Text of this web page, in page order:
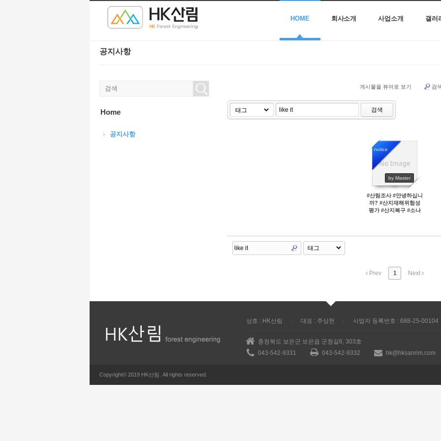
HOME 회사소개 사업소개 갤러
공지사항
게시물을 뷰어로 보기 검
검색
No Image
notice
by Master
45691
#산림조사 #안녕하십니
까? #산지재해위험성
평가 #산지복구 #소나
Prev 1 Next
Home
공지사항
상호 : HK산림 대표 : 주상헌 사업자 등록번호 : 688-25-00104
충청북도 보은군 보은읍 군청길6, 303호
043-542-9331
043-542-9332 hk@hksanrim.com
Copyright© 2019 HK산림. All rights reserved.
Sketchbook5, 스케치북5
Sketchbook5, 스케치북5
Sketchbook5, 스케치북5
Sketchbook5, 스케치북5